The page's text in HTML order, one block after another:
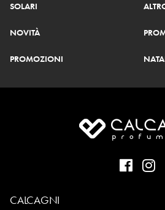
SOLARI
NOVITÀ
PROMOZIONI
CALCAGNI